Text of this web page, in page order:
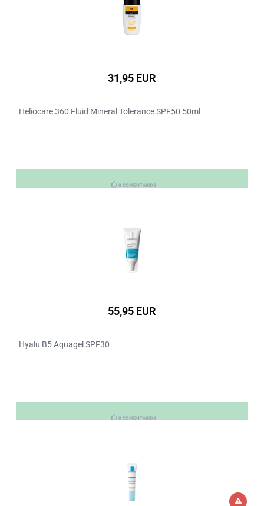
31,95 EUR
Heliocare 360 Fluid Mineral Tolerance SPF50 50ml
0 COMENTÁRIOS
55,95 EUR
Hyalu B5 Aquagel SPF30
0 COMENTÁRIOS